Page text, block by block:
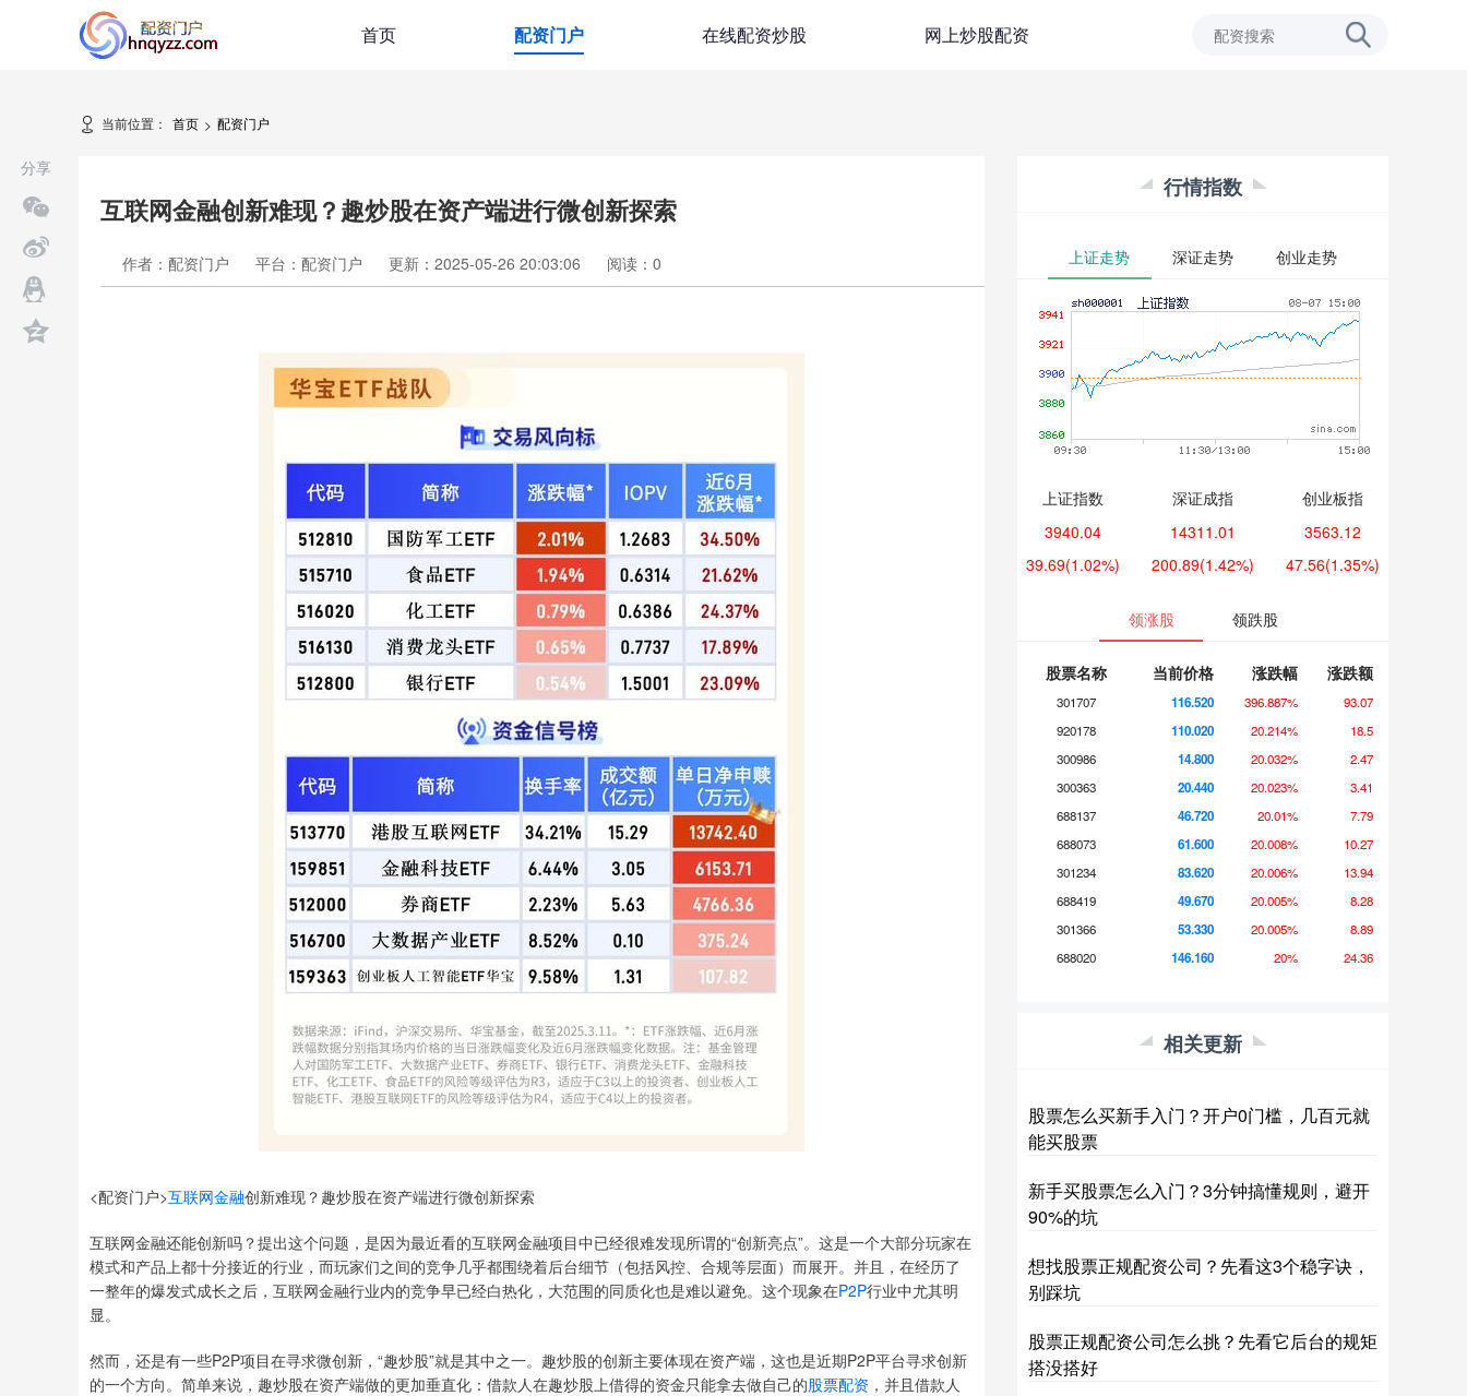
首页 配资门户 在线配资炒股 网上炒股配资
当前位置： 首页 > 配资门户
互联网金融创新难现？趣炒股在资产端进行微创新探索
作者：配资门户 平台：配资门户 更新：2025-05-26 20:03:06 阅读： 0
<配资门户>互联网金融创新难现？趣炒股在资产端进行微创新探索
互联网金融还能创新吗？提出这个问题，是因为最近看的互联网金融项目中已经很难发现所谓的“创新亮点”。这是一个大部分玩家在
模式和产品上都十分接近的行业，而玩家们之间的竞争几乎都围绕着后台细节（包括风控、合规等层面）而展开。并且，在经历了
一整年的爆发式成长之后，互联网金融行业内的竞争早已经白热化，大范围的同质化也是难以避免。这个现象在P2P行业中尤其明
显。
然而，还是有一些P2P项目在寻求微创新，“趣炒股”就是其中之一。趣炒股的创新主要体现在资产端，这也是近期P2P平台寻求创新
的一个方向。简单来说，趣炒股在资产端做的更加垂直化：借款人在趣炒股上借得的资金只能拿去做自己的股票配资 ，并且借款人
分享
行情指数
上证走势 深证走势 创业走势
上证指数
3940.04
39.69(1.02%)
深证成指
14311.01
200.89(1.42%)
创业板指
3563.12
47.56(1.35%)
领涨股 领跌股
股票名称 当前价格 涨跌幅 涨跌额
301707 116.520 396.887%
93.07
920178
110.020 20.214%
18.5
300986
14.800 20.032%
2.47
300363
20.440 20.023%
3.41
688137
46.720 20.01%
7.79
688073
61.600 20.008%
10.27
301234
83.620 20.006%
13.94
688419
49.670 20.005%
8.28
301366
53.330 20.005%
8.89
688020
146.160 20% 24.36
相关更新
股票怎么买新手入门？开户0门槛，几百元就
能买股票
新手买股票怎么入门？3分钟搞懂规则，避开
90%的坑
想找股票正规配资公司？先看这3个稳字诀，
别踩坑
股票正规配资公司怎么挑？先看它后台的规矩
搭没搭好